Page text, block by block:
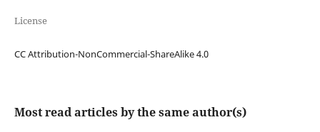
License
CC Attribution-NonCommercial-ShareAlike 4.0
Most read articles by the same author(s)